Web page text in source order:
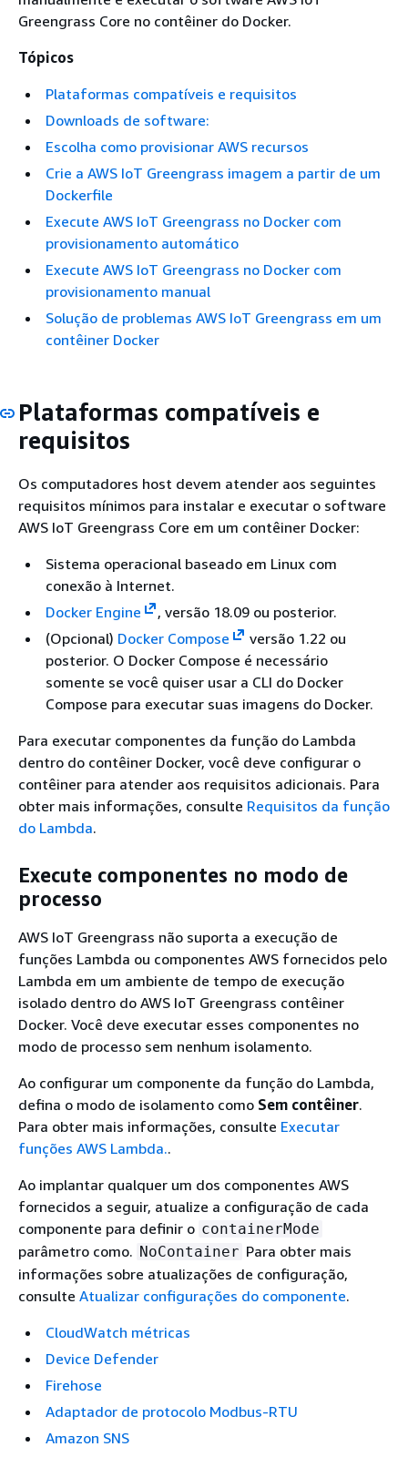
Greengrass Core no contêiner do Docker.
Tópicos
Plataformas compatíveis e requisitos
Downloads de software:
Escolha como provisionar AWS recursos
Crie a AWS IoT Greengrass imagem a partir de um
Dockerfile
Execute AWS IoT Greengrass no Docker com
provisionamento automático
Execute AWS IoT Greengrass no Docker com
provisionamento manual
Solução de problemas AWS IoT Greengrass em um
contêiner Docker
Plataformas compatíveis e
requisitos
Os computadores host devem atender aos seguintes
requisitos mínimos para instalar e executar o software
AWS IoT Greengrass Core em um contêiner Docker:
Sistema operacional baseado em Linux com
conexão à Internet.
Docker Engine
, versão 18.09 ou posterior.
(Opcional) Docker Compose
versão 1.22 ou
posterior. O Docker Compose é necessário
somente se você quiser usar a CLI do Docker
Compose para executar suas imagens do Docker.
Para executar componentes da função do Lambda
dentro do contêiner Docker, você deve configurar o
contêiner para atender aos requisitos adicionais. Para
obter mais informações, consulte Requisitos da função
do Lambda.
Execute componentes no modo de
processo
AWS IoT Greengrass não suporta a execução de
funções Lambda ou componentes AWS fornecidos pelo
Lambda em um ambiente de tempo de execução
isolado dentro do AWS IoT Greengrass contêiner
Docker. Você deve executar esses componentes no
modo de processo sem nenhum isolamento.
Ao configurar um componente da função do Lambda,
defina o modo de isolamento como Sem contêiner.
Para obter mais informações, consulte Executar
funções AWS Lambda..
Ao implantar qualquer um dos componentes AWS
fornecidos a seguir, atualize a configuração de cada
componente para definir o containerMode
parâmetro como. NoContainer Para obter mais
informações sobre atualizações de configuração,
consulte Atualizar configurações do componente.
CloudWatch métricas
Device Defender
Firehose
Adaptador de protocolo Modbus-RTU
Amazon SNS